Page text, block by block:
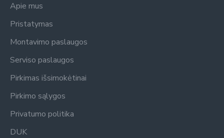
Apie mus
Pristatymas
Montavimo paslaugos
Serviso paslaugos
Pirkimas išsimokėtinai
Pirkimo sąlygos
Privatumo politika
DUK